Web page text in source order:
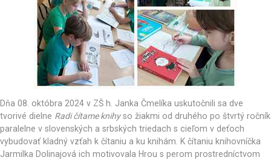
Dňa 08. októbra 2024 v ZŠ h. Janka Čmelíka uskutočnili sa dve
tvorivé dielne Radi čítame knihyso žiakmi od druhého po štvrtý ročník
paralelne v slovenských a srbských triedach s cieľom v deťoch
vybudovať kladný vzťah k čítaniu a ku knihám. K čítaniu knihovníčka
Jarmilka Dolinajová ich motivovala Hrou s perom prostredníctvom